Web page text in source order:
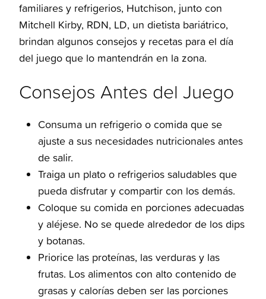
familiares y refrigerios, Hutchison, junto con
Mitchell Kirby, RDN, LD, un dietista bariátrico,
brindan algunos consejos y recetas para el día
del juego que lo mantendrán en la zona.
Consejos Antes del Juego
Consuma un refrigerio o comida que se
ajuste a sus necesidades nutricionales antes
de salir.
Traiga un plato o refrigerios saludables que
pueda disfrutar y compartir con los demás.
Coloque su comida en porciones adecuadas
y aléjese. No se quede alrededor de los dips
y botanas.
Priorice las proteínas, las verduras y las
frutas. Los alimentos con alto contenido de
grasas y calorías deben ser las porciones